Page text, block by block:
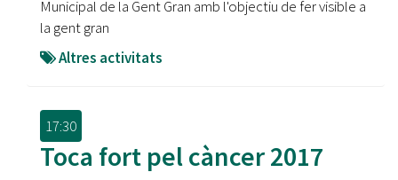
Municipal de la Gent Gran amb l'objectiu de fer visible a
la gent gran
Altres activitats
17:30
Toca fort pel càncer 2017